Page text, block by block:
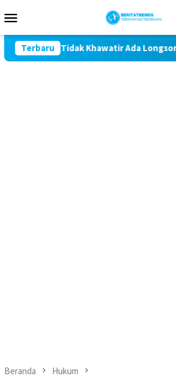
ke
Mobile
Terbaru
Tidak Khawatir Ada Longsor Lagi
Beranda Hukum